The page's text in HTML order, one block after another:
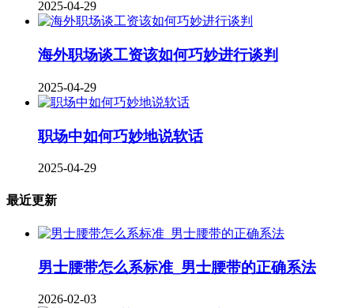
2025-04-29
海外职场谈工资该如何巧妙进行谈判
2025-04-29
职场中如何巧妙地说软话
2025-04-29
最近更新
男士腰带怎么系标准_男士腰带的正确系法
2026-02-03